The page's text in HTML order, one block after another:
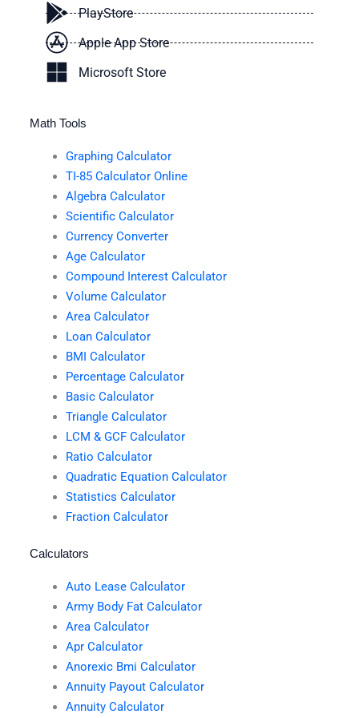
PlayStore
Apple App Store
Microsoft Store
Math Tools
Graphing Calculator
TI-85 Calculator Online
Algebra Calculator
Scientific Calculator
Currency Converter
Age Calculator
Compound Interest Calculator
Volume Calculator
Area Calculator
Loan Calculator
BMI Calculator
Percentage Calculator
Basic Calculator
Triangle Calculator
LCM & GCF Calculator
Ratio Calculator
Quadratic Equation Calculator
Statistics Calculator
Fraction Calculator
Calculators
Auto Lease Calculator
Army Body Fat Calculator
Area Calculator
Apr Calculator
Anorexic Bmi Calculator
Annuity Payout Calculator
Annuity Calculator